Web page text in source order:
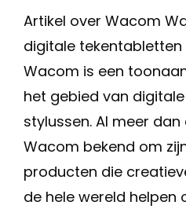
Artikel over Wacom
digitale tekentabletten
Wacom is een
het gebied van
stylussen. Al meer
Wacom bekend om
producten die
de hele wereld helpen